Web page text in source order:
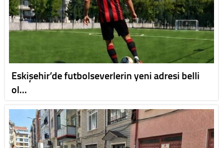
Eskişehir’de futbolseverlerin yeni adresi belli
ol…